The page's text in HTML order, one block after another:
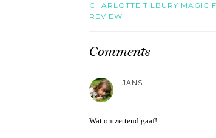
CHARLOTTE TILBURY MAGIC
REVIEW
Comments
JANS
Wat ontzettend gaaf!